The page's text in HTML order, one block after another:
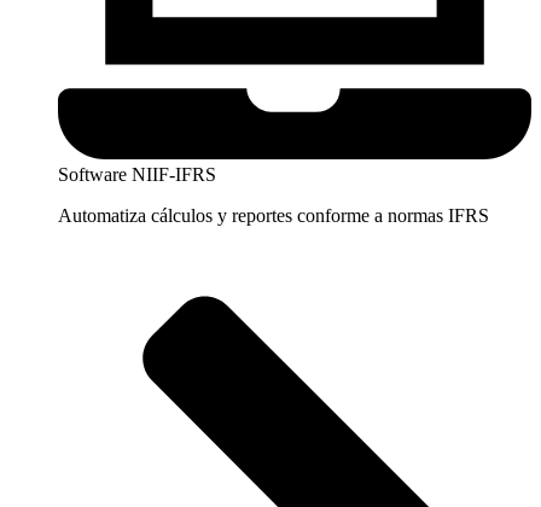
Software NIIF-IFRS
Automatiza cálculos y reportes conforme a normas IFRS